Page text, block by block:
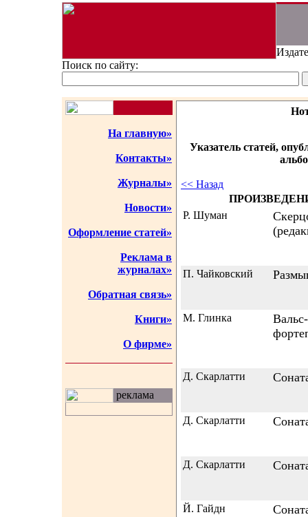
Поиск по сайту:
На главную»
Контакты»
Журналы»
Новости»
Оформление статей»
Реклама в
журналах»
Обратная связь»
Книги»
О фирме»
реклама
Указатель статей,
<< Назад
Р. Шуман
П. Чайковский
М. Глинка
Д. Скарлатти
Д. Скарлатти
Д. Скарлатти
Й. Гайдн